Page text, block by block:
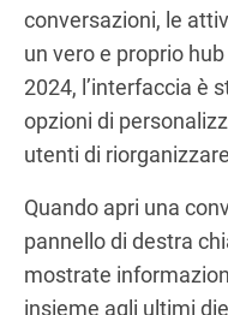
conversazioni, le
un vero e proprio
2024, l’interfaccia è
opzioni di
utenti di
Quando apri una
pannello di destra
mostrate
insieme agli ultimi